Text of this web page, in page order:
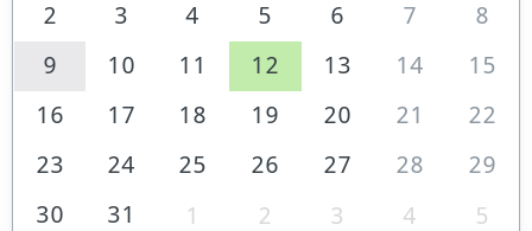
2
3 4 5 6 7
8
9
10 11 12 13 14
15
16
17 18 19 20 21
22
23
24 25 26 27 28
29
30
31 1 2 3 4 5